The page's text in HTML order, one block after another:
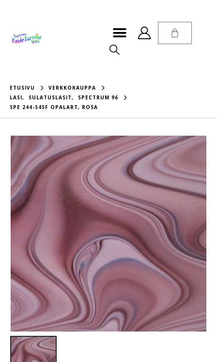
ETUSIVU
VERKKOKAUPPA
LASI, SULATUSLASIT,
SPECTRUM 96
SPE 244-54SF OPALART, ROSA